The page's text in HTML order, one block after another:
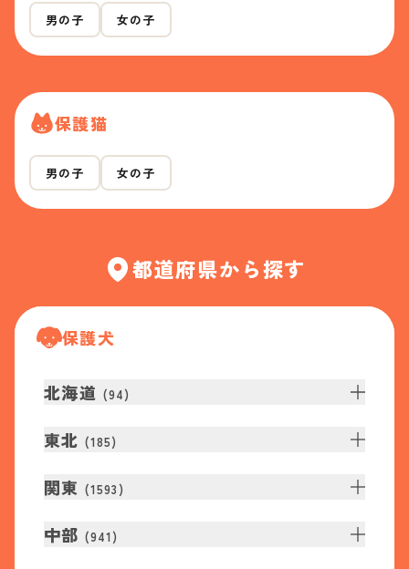
男の子 女の子
保護猫
男の子 女の子
都道府県から探す
保護犬
北海道 (94)
東北 (185)
関東 (1593 )
中部 (941 )